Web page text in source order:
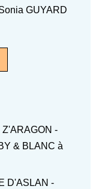
GUYARD
-
& BLANC à
D'ASLAN -